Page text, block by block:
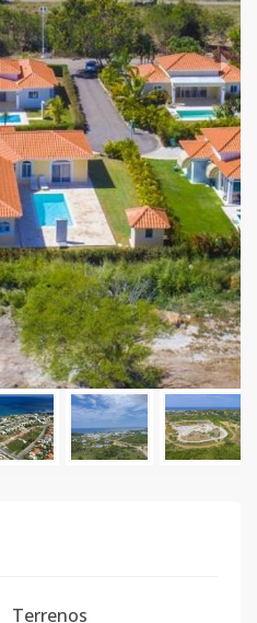
Terrenos